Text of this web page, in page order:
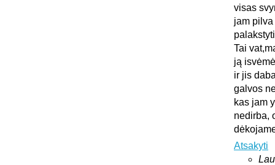
visas
jam
Tai
ją
ir jis
galvos
kas jam
nedirba,
Atsakyti